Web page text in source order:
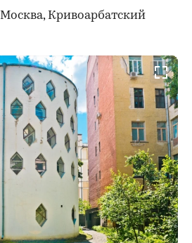
Москва, Кривоарбатский